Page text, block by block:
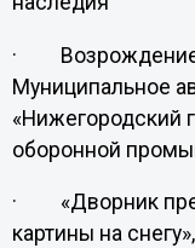
· Возрождение
Муниципальное
«Нижегородский
оборонной
· «Дворник
картины на